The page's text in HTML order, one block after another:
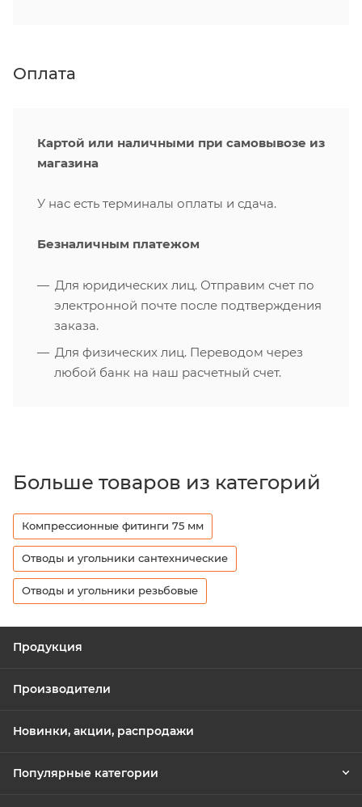
Оплата
Картой или наличными при самовывозе из
магазина
У нас есть терминалы оплаты и сдача.
Безналичным платежом
Для юридических лиц. Отправим счет по
электронной почте после подтверждения
заказа.
Для физических лиц. Переводом через
любой банк на наш расчетный счет.
Больше товаров из категорий
Компрессионные фитинги 75 мм
Отводы и угольники сантехнические
Отводы и угольники резьбовые
Продукция
Производители
Новинки, акции, распродажи
Популярные категории